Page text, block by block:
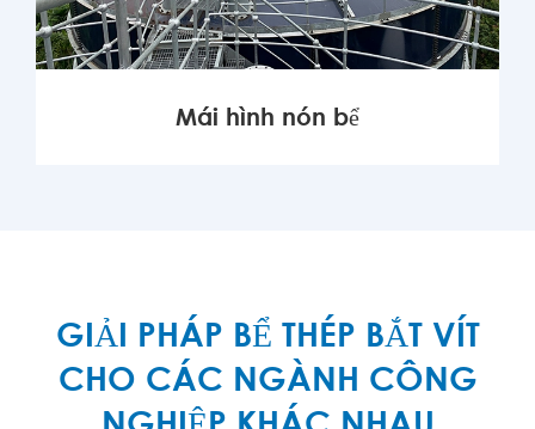
Mái hình nón bể
GIẢI PHÁP BỂ THÉP BẮT VÍT
CHO CÁC NGÀNH CÔNG